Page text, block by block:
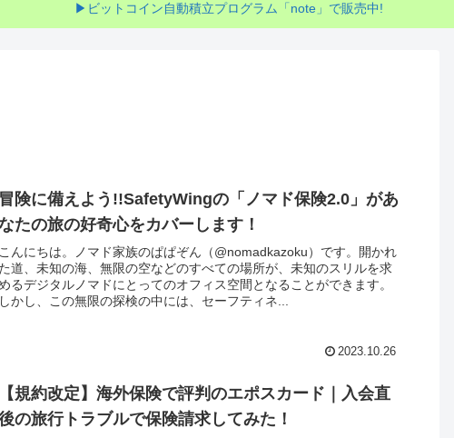
▶ビットコイン自動積立プログラム「note」で販売中!
冒険に備えよう!!SafetyWingの「ノマド保険2.0」があ
たの旅の好奇心をカバーします！
こんにちは。ノマド家族のぱぱぞん（@nomadkazoku）です。開かれ
た道、未知の海、無限の空などのすべての場所が、未知のスリルを求
るデジタルノマドにとってのオフィス空間となることができます。
しかし、この無限の探検の中には、セーフティネ...
2023.10.26
【規約改定】海外保険で評判のエポスカード｜入会直
の旅行トラブルで保険請求してみた！